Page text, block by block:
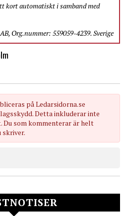
kort automatiskt i samband med
Org.nummer: 559059-4239. Sverige
på Ledarsidorna.se
Detta inkluderar inte
som kommenterar är helt
skriver.